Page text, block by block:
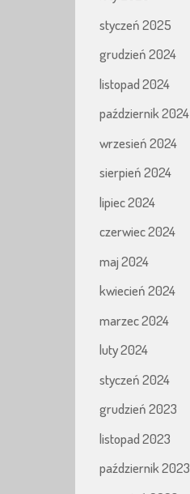
styczeń 2025
grudzień 2024
listopad 2024
październik 2024
wrzesień 2024
sierpień 2024
lipiec 2024
czerwiec 2024
maj 2024
kwiecień 2024
marzec 2024
luty 2024
styczeń 2024
grudzień 2023
listopad 2023
październik 2023